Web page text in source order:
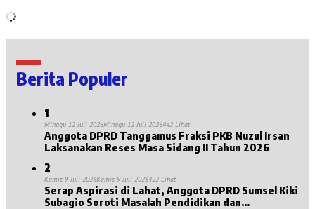
Berita Populer
1
Minggu 12 Juli 2026Minggu 12 Juli 2026442 Lihat
Anggota DPRD Tanggamus Fraksi PKB Nuzul Irsan
Laksanakan Reses Masa Sidang II Tahun 2026
2
Kamis 9 Juli 2026Kamis 9 Juli 2026422 Lihat
Serap Aspirasi di Lahat, Anggota DPRD Sumsel Kiki
Subagio Soroti Masalah Pendidikan dan